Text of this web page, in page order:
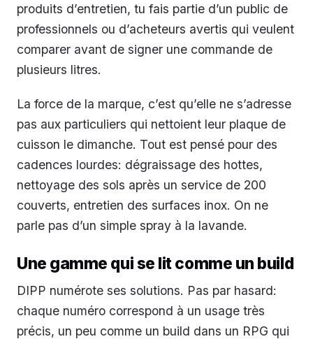
produits d’entretien, tu fais partie d’un public de
professionnels ou d’acheteurs avertis qui veulent
comparer avant de signer une commande de
plusieurs litres.
La force de la marque, c’est qu’elle ne s’adresse
pas aux particuliers qui nettoient leur plaque de
cuisson le dimanche. Tout est pensé pour des
cadences lourdes: dégraissage des hottes,
nettoyage des sols après un service de 200
couverts, entretien des surfaces inox. On ne
parle pas d’un simple spray à la lavande.
Une gamme qui se lit comme un build
DIPP numérote ses solutions. Pas par hasard:
chaque numéro correspond à un usage très
précis, un peu comme un build dans un RPG qui